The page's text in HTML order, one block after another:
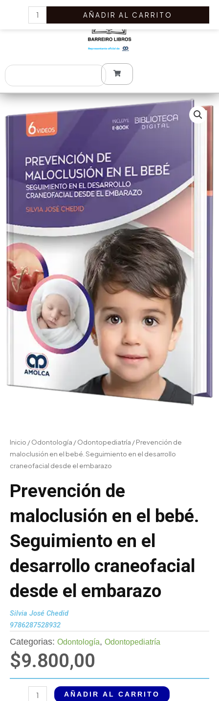
Search
Inicio /Odontología /Odontopediatría / Prevención de
maloclusión en el bebé. Seguimiento en el desarrollo
craneofacial desde el embarazo
Prevención de
maloclusión en el bebé.
Seguimiento en el
desarrollo craneofacial
desde el embarazo
Silvia José Chedid
9786287528932
Categorias: Odontología, Odontopediatría
$9.800,00
Prevención
AÑADIR AL CARRITO
Prevención
bebé.
en
el
desarrollo
craneofacial
desde
embarazo
cantidad
AÑADIR AL CARRITO